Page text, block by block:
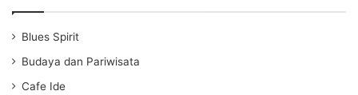
Blues Spirit
Budaya dan Pariwisata
Cafe Ide